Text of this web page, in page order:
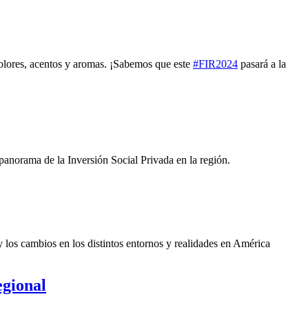
acentos y aromas. ¡Sabemos que este #FIR2024 pasará a la
de la Inversión Social Privada en la región.
cambios en los distintos entornos y realidades en América